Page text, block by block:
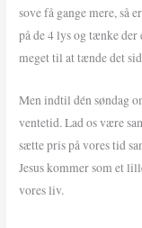
sove få gange mere, så
på de 4 lys og tænke
meget til at tænde det
Men indtil dén søndag
ventetid. Lad os være
sætte pris på vores tid
Jesus kommer som et
vores liv.